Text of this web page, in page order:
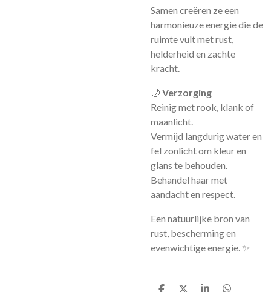
Samen creëren ze een
harmonieuze energie die de
ruimte vult met rust,
helderheid en zachte
kracht.
🌙 Verzorging
Reinig met rook, klank of
maanlicht.
Vermijd langdurig water en
fel zonlicht om kleur en
glans te behouden.
Behandel haar met
aandacht en respect.
Een natuurlijke bron van
rust, bescherming en
evenwichtige energie. ✨